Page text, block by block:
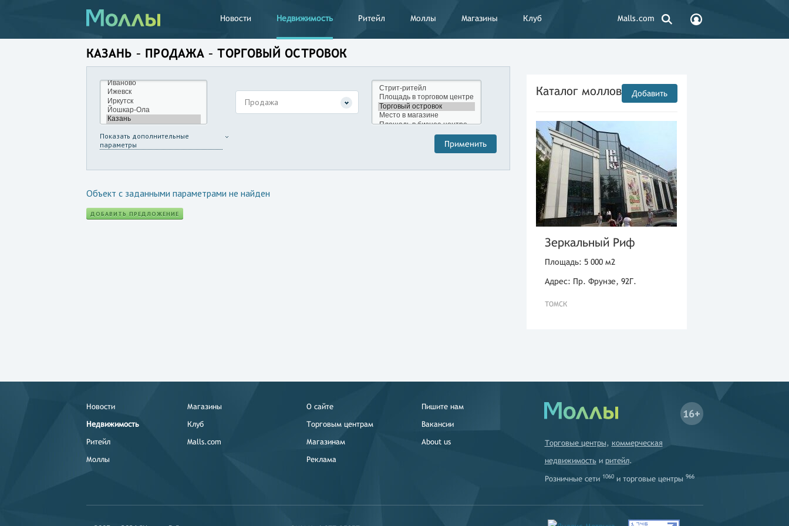
Новости Недвижимость Ритейл Моллы Магазины Клуб Malls.com
КАЗАНЬ – ПРОДАЖА – ТОРГОВЫЙ ОСТРОВОК
Продажа
Показать дополнительные
параметры
Объект с заданными параметрами не найден
ДОБАВИТЬ ПРЕДЛОЖЕНИЕ
Каталог моллов Добавить
Зеркальный Риф
Площадь: 5 000 м2
Адрес: Пр. Фрунзе, 92Г.
ТОМСК
Новости
Недвижимость
Ритейл
Моллы
Магазины
Клуб
Malls.com
О сайте
Торговым центрам
Магазинам
Реклама
Пишите нам
Вакансии
About us
16+
Торговые центры, коммерческая
недвижимость и ритейл.
Розничные сети 1060и торговые центры 966